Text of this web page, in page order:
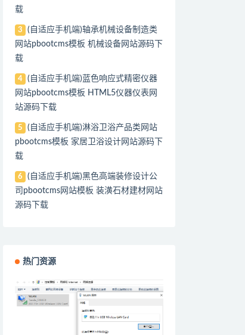
载
3
(自适应手机端)轴承机械设备制造类
网站pbootcms模板 机械设备网站源码下
载
4
(自适应手机端)蓝色响应式精密仪器
网站pbootcms模板 HTML5仪器仪表网
站源码下载
5
(自适应手机端)淋浴卫浴产品类网站
pbootcms模板 家居卫浴设计网站源码下
载
6
(自适应手机端)黑色高端装修设计公
司pbootcms网站模板 装潢石材建材网站
源码下载
热门资源